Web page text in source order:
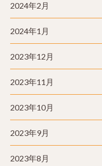
2024年2月
2024年1月
2023年12月
2023年11月
2023年10月
2023年9月
2023年8月